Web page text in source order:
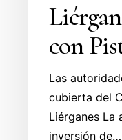
con
Las
cubierta del
Liérganes La
inversión de…